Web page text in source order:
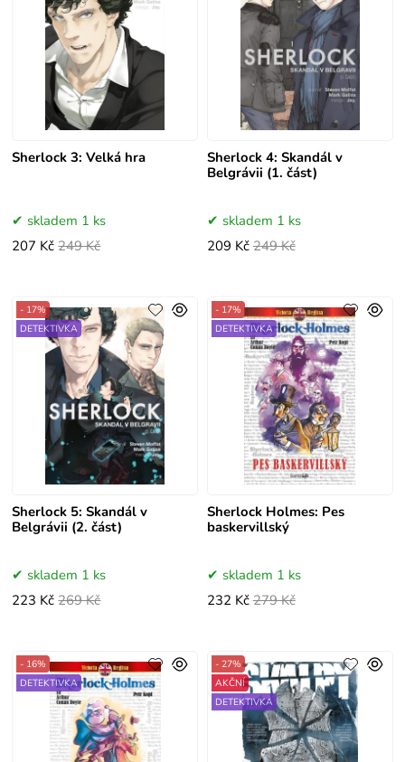
Sherlock 3: Velká hra
skladem 1 ks
207 Kč 249 Kč
Sherlock 4: Skandál v
Belgrávii (1. část)
skladem 1 ks
209 Kč 249 Kč
Sherlock 5: Skandál v
Belgrávii (2. část)
- 17%
DETEKTIVKA
skladem 1 ks
223 Kč 269 Kč
Sherlock Holmes: Pes
baskervillský
- 17%
DETEKTIVKA
skladem 1 ks
232 Kč 279 Kč
- 16%
DETEKTIVKA
- 27%
AKČNÍ
DETEKTIVKA